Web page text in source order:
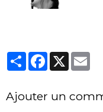
PartagerFacebook
X
Ajouter un